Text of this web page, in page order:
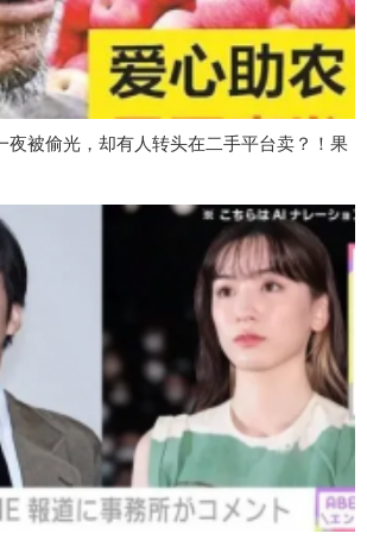
夜被偷光，却有人转头在二手平台卖？！果